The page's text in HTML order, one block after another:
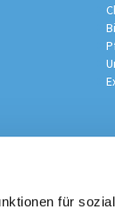
für
Täufer